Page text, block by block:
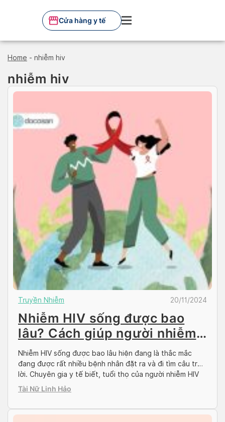
Cửa hàng y tế
Home - nhiễm hiv
nhiễm hiv
Truyền Nhiễm 20/11/2024
Nhiễm HIV sống được bao
lâu? Cách giúp người nhiễm
sống khỏe
Nhiễm HIV sống được bao lâu hiện đang là thắc mắc
đang được rất nhiều bệnh nhân đặt ra và đi tìm câu trả
lời. Chuyên gia y tế biết, tuổi thọ của người nhiễm HIV
tương tự như người âm tính với HIV nếu bệnh nhân được
Tài Nữ Linh Hảo